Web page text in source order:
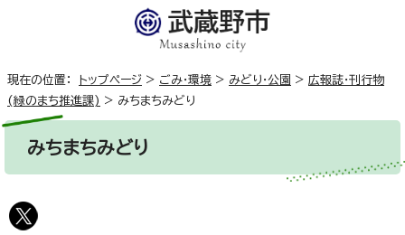
現在の位置： トップページ > ごみ・環境 > みどり・公園 > 広報誌・刊行物
(緑のまち推進課) > みちまちみどり
みちまちみどり